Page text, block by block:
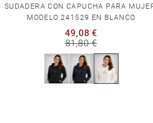
SUDADERA CON CAPUCHA PARA
MODELO 241529 EN BLANCO
49,08 €
81,80 €